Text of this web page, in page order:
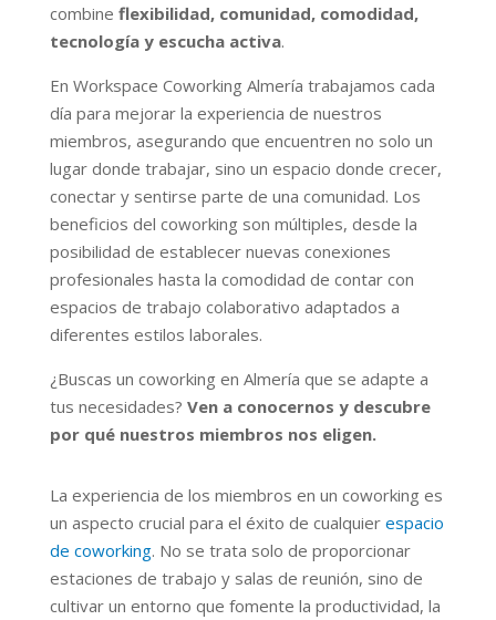
combine flexibilidad, comunidad, comodidad,
tecnología y escucha activa.
En Workspace Coworking Almería trabajamos cada
día para mejorar la experiencia de nuestros
miembros, asegurando que encuentren no solo un
lugar donde trabajar, sino un espacio donde crecer,
conectar y sentirse parte de una comunidad. Los
beneficios del coworking son múltiples, desde la
posibilidad de establecer nuevas conexiones
profesionales hasta la comodidad de contar con
espacios de trabajo colaborativo adaptados a
diferentes estilos laborales.
¿Buscas un coworking en Almería que se adapte a
tus necesidades? Ven a conocernos y descubre
por qué nuestros miembros nos eligen.
La experiencia de los miembros en un coworking es
un aspecto crucial para el éxito de cualquierespacio
de coworking. No se trata solo de proporcionar
estaciones de trabajo y salas de reunión, sino de
cultivar un entorno que fomente la productividad, la